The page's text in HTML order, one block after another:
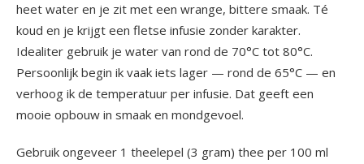
heet water en je zit met een wrange, bittere smaak. Té
koud en je krijgt een fletse infusie zonder karakter.
Idealiter gebruik je water van rond de 70°C tot 80°C.
Persoonlijk begin ik vaak iets lager — rond de 65°C — en
verhoog ik de temperatuur per infusie. Dat geeft een
mooie opbouw in smaak en mondgevoel.
Gebruik ongeveer 1 theelepel (3 gram) thee per 100 ml